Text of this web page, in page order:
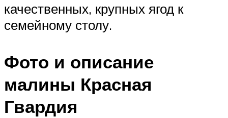
качественных, крупных ягод к
семейному столу.
Фото и описание
малины Красная
Гвардия